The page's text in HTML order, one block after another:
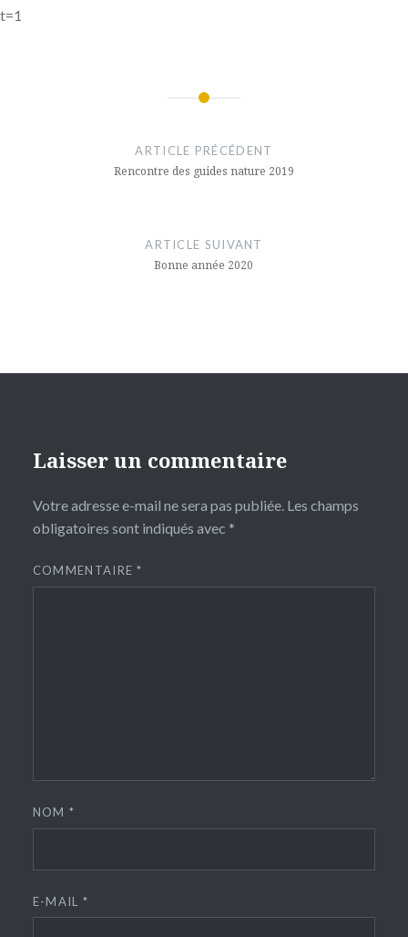
t=1
ARTICLE PRÉCÉDENT
Rencontre des guides nature 2019
ARTICLE SUIVANT
Bonne année 2020
Laisser un commentaire
Votre adresse e-mail ne sera pas publiée. Les champs
obligatoires sont indiqués avec *
COMMENTAIRE*
NOM*
E-MAIL *